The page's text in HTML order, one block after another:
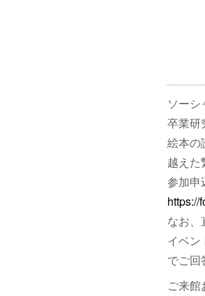
ソー
卒業研
絵本の
越えた
参加申
https://
なお、
イベ
でご回
ご来館